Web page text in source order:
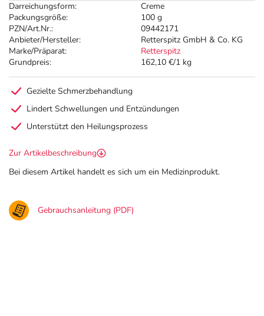
Darreichungsform:
Creme
Packungsgröße:
100 g
PZN/Art.Nr.:
09442171
Anbieter/Hersteller:
Retterspitz GmbH & Co. KG
Marke/Präparat:
Retterspitz
Grundpreis:
162,10 €/1 kg
Gezielte Schmerzbehandlung
Lindert Schwellungen und Entzündungen
Unterstützt den Heilungsprozess
Zur Artikelbeschreibung
Bei diesem Artikel handelt es sich um ein Medizinprodukt.
Gebrauchsanleitung (PDF)